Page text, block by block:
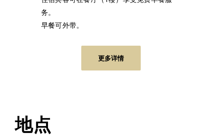
务。
早餐可外带。
更多详情
地点